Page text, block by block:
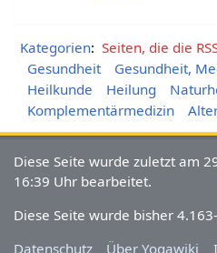
Kategorien: Seiten, die die
Gesundheit
Gesundheit,
Heilkunde
Heilung
Komplementärmedizin
Diese Seite wurde zuletzt am
16:39 Uhr bearbeitet.
Diese Seite wurde bisher
Datenschutz
Über Yogawiki